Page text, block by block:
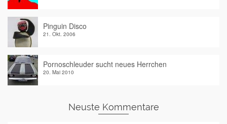
Pinguin Disco
21. Okt. 2006
Pornoschleuder sucht neues Herrchen
20. Mai 2010
Neuste Kommentare